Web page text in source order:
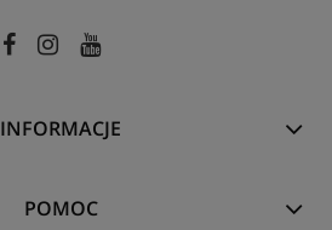
INFORMACJE
POMOC